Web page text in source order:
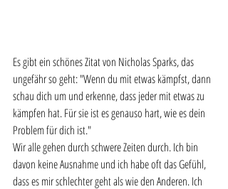
Es gibt ein schönes Zitat von Nicholas Sparks, das
ungefähr so geht: "Wenn du mit etwas kämpfst, dann
schau dich um und erkenne, dass jeder mit etwas zu
kämpfen hat. Für sie ist es genauso hart, wie es dein
Problem für dich ist."
Wir alle gehen durch schwere Zeiten durch. Ich bin
davon keine Ausnahme und ich habe oft das Gefühl,
dass es mir schlechter geht als wie den Anderen. Ich